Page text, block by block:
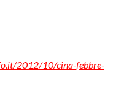
2012/10/cina-febbre-